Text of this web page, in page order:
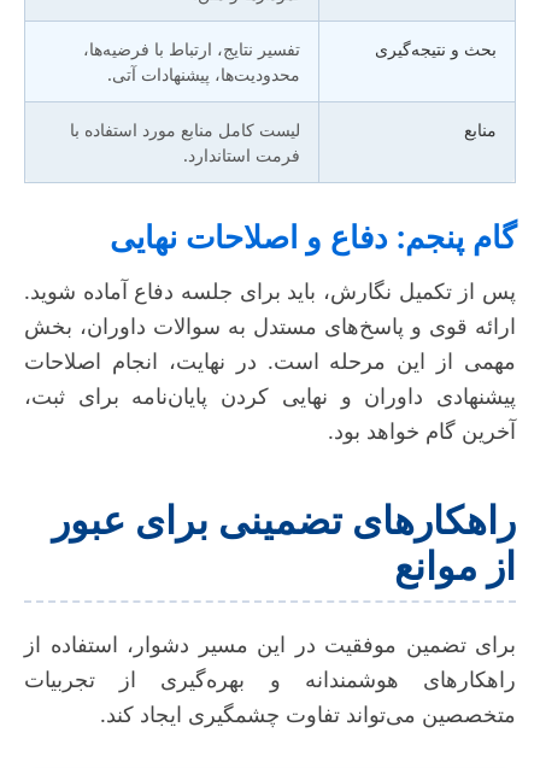
بحث و نتیجه‌گیری
تفسیر نتایج، ارتباط با فرضیه‌ها،
محدودیت‌ها، پیشنهادات آتی.
منابع
لیست کامل منابع مورد استفاده با
فرمت استاندارد.
گام پنجم: دفاع و اصلاحات نهایی
پس از تکمیل نگارش، باید برای جلسه دفاع آماده شوید.
ارائه قوی و پاسخ‌های مستدل به سوالات داوران، بخش
مهمی از این مرحله است. در نهایت، انجام اصلاحات
پیشنهادی داوران و نهایی کردن پایان‌نامه برای ثبت،
آخرین گام خواهد بود.
راهکارهای تضمینی برای عبور
از موانع
برای تضمین موفقیت در این مسیر دشوار، استفاده از
راهکارهای هوشمندانه و بهره‌گیری از تجربیات
متخصصین می‌تواند تفاوت چشمگیری ایجاد کند.